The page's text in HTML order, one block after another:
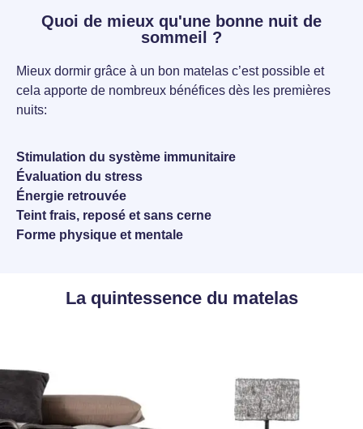
Quoi de mieux qu'une bonne nuit de
sommeil ?
Mieux dormir grâce à un bon matelas c’est possible et
cela apporte de nombreux bénéfices dès les premières
nuits:
Stimulation du système immunitaire
Évaluation du stress
Énergie retrouvée
Teint frais, reposé et sans cerne
Forme physique et mentale
La quintessence du matelas